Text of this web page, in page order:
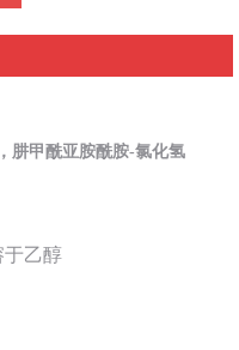
肼甲酰亚胺酰胺-氯化氢
于乙醇